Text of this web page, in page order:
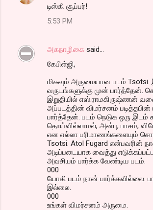
டிஸ்கி சூப்பர்!
5:53 PM
அகநாழிகை said…
கேபிள்ஜி,
மிகவும் அருமையான படம்
வருடங்களுக்கு முன் பார்த்தேன்.
இறுதியில் எஸ்.ராமகிருஷ்ணன்
அப்படத்தின் விமர்சனம் படித்தபின்
பார்த்தேன். படம் நெடுக ஒரு இடம்
தொய்வில்லாமல், அன்பு, பாசம்,
என எல்லா பரிமாணங்களையும்
Tsotsi. Atol Fugard என்பவரின்
அடிப்படையாக வைத்து
அவசியம் பார்க்க வேண்டிய படம்.
000
யோகி படம் நான் பார்க்கவில்லை.
இல்லை.
000
உங்கள் விமர்சனம் அருமை.